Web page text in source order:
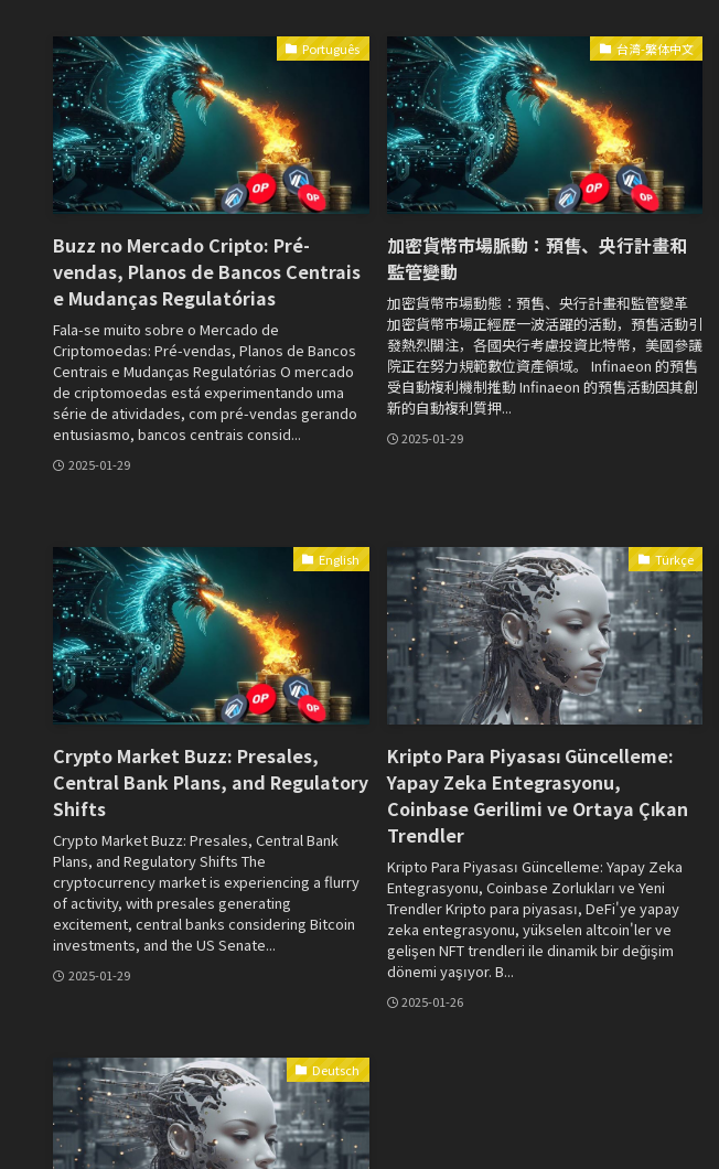
Português
Buzz no Mercado Cripto: Pré-
vendas, Planos de Bancos Centrais
e Mudanças Regulatórias
Fala-se muito sobre o Mercado de
Criptomoedas: Pré-vendas, Planos de Bancos
Centrais e Mudanças Regulatórias O mercado
de criptomoedas está experimentando uma
série de atividades, com pré-vendas gerando
entusiasmo, bancos centrais consid...
2025-01-29
台湾-繁体中文
加密貨幣市場脈動：預售、央行計畫和
監管變動
加密貨幣市場動態：預售、央行計畫和監管變革
加密貨幣市場正經歷一波活躍的活動，預售活動引
發熱烈關注，各國央行考慮投資比特幣，美國參議
院正在努力規範數位資產領域。 Infinaeon 的預售
受自動複利機制推動 Infinaeon 的預售活動因其創
新的自動複利質押...
2025-01-29
English
Crypto Market Buzz: Presales,
Central Bank Plans, and Regulatory
Shifts
Crypto Market Buzz: Presales, Central Bank
Plans, and Regulatory Shifts The
cryptocurrency market is experiencing a flurry
of activity, with presales generating
excitement, central banks considering Bitcoin
investments, and the US Senate...
2025-01-29
Türkçe
Kripto Para Piyasası Güncelleme:
Yapay Zeka Entegrasyonu,
Coinbase Gerilimi ve Ortaya Çıkan
Trendler
Kripto Para Piyasası Güncelleme: Yapay Zeka
Entegrasyonu, Coinbase Zorlukları ve Yeni
Trendler Kripto para piyasası, DeFi'ye yapay
zeka entegrasyonu, yükselen altcoin'ler ve
gelişen NFT trendleri ile dinamik bir değişim
dönemi yaşıyor. B...
2025-01-26
Deutsch